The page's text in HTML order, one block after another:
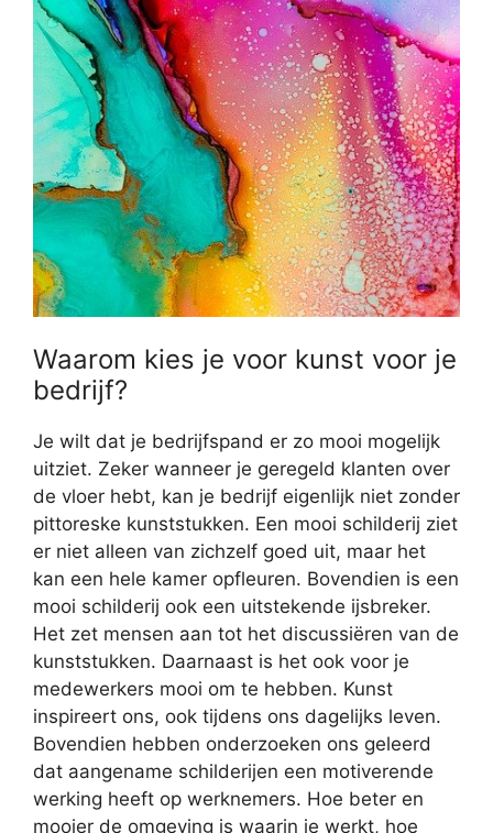
Waarom kies je voor kunst voor je
bedrijf?
Je wilt dat je bedrijfspand er zo mooi mogelijk
uitziet. Zeker wanneer je geregeld klanten over
de vloer hebt, kan je bedrijf eigenlijk niet zonder
pittoreske kunststukken. Een mooi schilderij ziet
er niet alleen van zichzelf goed uit, maar het
kan een hele kamer opfleuren. Bovendien is een
mooi schilderij ook een uitstekende ijsbreker.
Het zet mensen aan tot het discussiëren van de
kunststukken. Daarnaast is het ook voor je
medewerkers mooi om te hebben. Kunst
inspireert ons, ook tijdens ons dagelijks leven.
Bovendien hebben onderzoeken ons geleerd
dat aangename schilderijen een motiverende
werking heeft op werknemers. Hoe beter en
mooier de omgeving is waarin je werkt, hoe